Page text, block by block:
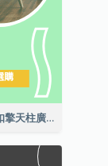
室內裝飾折扣擎天柱廣告